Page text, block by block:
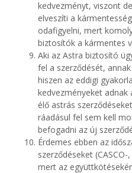
kedvezményt, viszont
elveszíti a
odafigyelni, mert
biztosítók a kármentes
Aki az Astra biztosító
fel a szerződését,
hiszen az eddigi
kedvezményeket adnak
élő astrás
ráadásul fel sem kell
befogadni az új
Érdemes ebben az
szerződéseket
mert az